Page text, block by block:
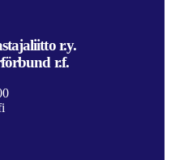
r.y.
r.f.